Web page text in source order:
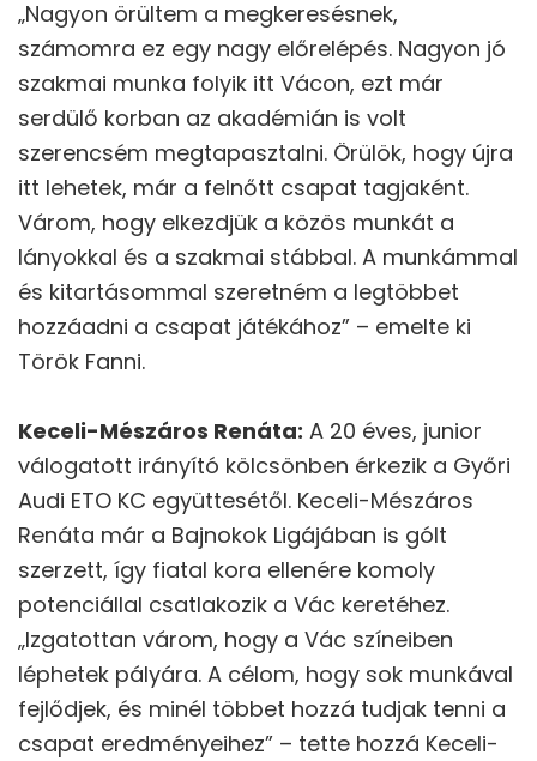
„Nagyon örültem a megkeresésnek,
számomra ez egy nagy előrelépés. Nagyon jó
szakmai munka folyik itt Vácon, ezt már
serdülő korban az akadémián is volt
szerencsém megtapasztalni. Örülök, hogy újra
itt lehetek, már a felnőtt csapat tagjaként.
Várom, hogy elkezdjük a közös munkát a
lányokkal és a szakmai stábbal. A munkámmal
és kitartásommal szeretném a legtöbbet
hozzáadni a csapat játékához” – emelte ki
Török Fanni.
Keceli-Mészáros Renáta: A 20 éves, junior
válogatott irányító kölcsönben érkezik a Győri
Audi ETO KC együttesétől. Keceli-Mészáros
Renáta már a Bajnokok Ligájában is gólt
szerzett, így fiatal kora ellenére komoly
potenciállal csatlakozik a Vác keretéhez.
„Izgatottan várom, hogy a Vác színeiben
léphetek pályára. A célom, hogy sok munkával
fejlődjek, és minél többet hozzá tudjak tenni a
csapat eredményeihez” – tette hozzá Keceli-